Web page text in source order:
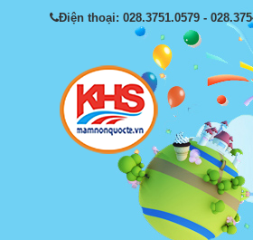
Điện thoại: 028.3751.0579 -